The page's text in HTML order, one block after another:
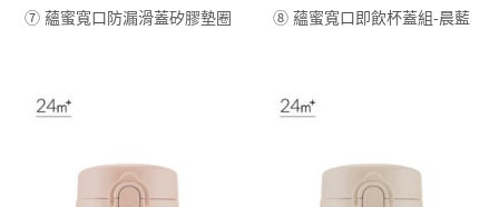
⑦ 蘊蜜寬口防漏滑蓋矽膠墊圈 ⑧ 蘊蜜寬口即飲杯蓋組-晨藍